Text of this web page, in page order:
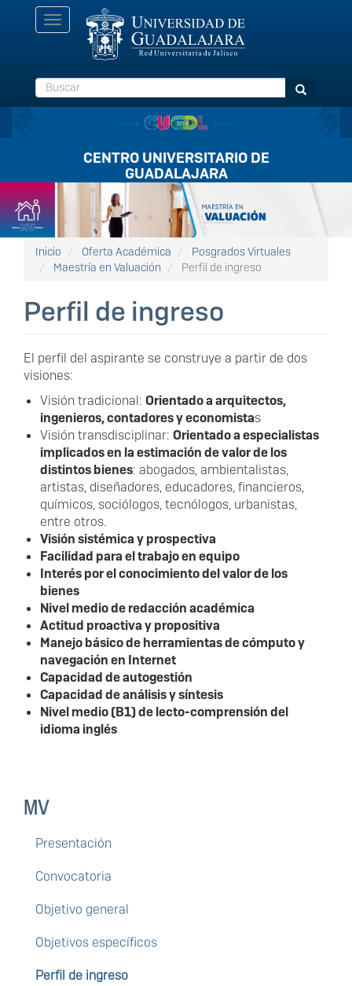
Toggle
navigation
Buscar Buscar
CENTRO UNIVERSITARIO DE
GUADALAJARA
Listón
FullScreen
Inicio Oferta Académica
Posgrados Virtuales
Maestría en Valuación
Perfil de ingreso
Perfil de ingreso
El perfil del aspirante se construye a partir de dos
visiones:
Visión tradicional: Orientado a arquitectos,
ingenieros, contadores y economistas
Visión transdisciplinar: Orientado a especialistas
implicados en la estimación de valor de los
distintos bienes: abogados, ambientalistas,
artistas, diseñadores, educadores, financieros,
químicos, sociólogos, tecnólogos, urbanistas,
entre otros.
Visión sistémica y prospectiva
Facilidad para el trabajo en equipo
Interés por el conocimiento del valor de los
bienes
Nivel medio de redacción académica
Actitud proactiva y propositiva
Manejo básico de herramientas de cómputo y
navegación en Internet
Capacidad de autogestión
Capacidad de análisis y síntesis
Nivel medio (B1) de lecto-comprensión del
idioma inglés
MV
Presentación
Convocatoria
Objetivo general
Objetivos específicos
Perfil de ingreso